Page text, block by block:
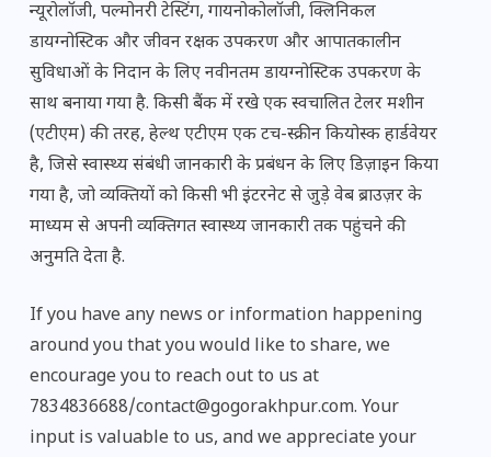
न्यूरोलॉजी, पल्मोनरी टेस्टिंग, गायनोकोलॉजी, क्लिनिकल
डायग्नोस्टिक और जीवन रक्षक उपकरण और आपातकालीन
सुविधाओं के निदान के लिए नवीनतम डायग्नोस्टिक उपकरण के
साथ बनाया गया है. किसी बैंक में रखे एक स्वचालित टेलर मशीन
(एटीएम) की तरह, हेल्थ एटीएम एक टच-स्क्रीन कियोस्क हार्डवेयर
है, जिसे स्वास्थ्य संबंधी जानकारी के प्रबंधन के लिए डिज़ाइन किया
गया है, जो व्यक्तियों को किसी भी इंटरनेट से जुड़े वेब ब्राउज़र के
माध्यम से अपनी व्यक्तिगत स्वास्थ्य जानकारी तक पहुंचने की
अनुमति देता है.
If you have any news or information happening
around you that you would like to share, we
encourage you to reach out to us at
7834836688/contact@gogorakhpur.com. Your
input is valuable to us, and we appreciate your